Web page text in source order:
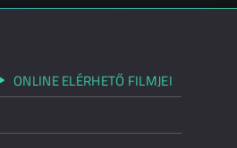
ONLINE ELÉRHETŐ FILMJEI